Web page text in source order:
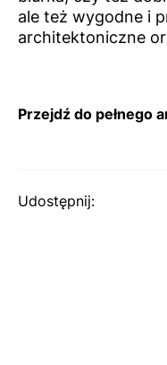
ale też wygodne i
architektoniczne
Przejdź do pełnego
Udostępnij: